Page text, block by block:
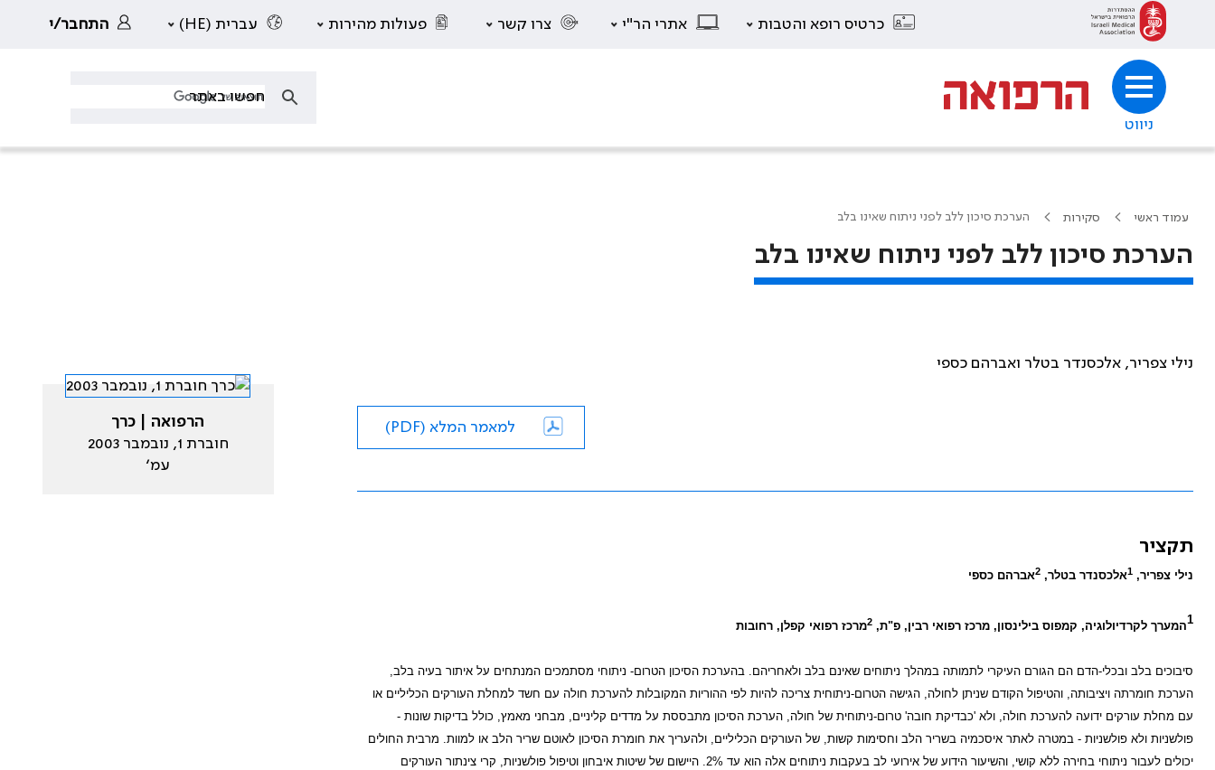
כרטיס רופא והטבות אתרי הר"י צרו קשר פעולות מהירות עברית (HE) התחבר/י
ניווט
עמוד ראשי סקירות הערכת סיכון ללב לפני ניתוח שאינו בלב
הערכת סיכון ללב לפני ניתוח שאינו בלב
נילי צפריר, אלכסנדר בטלר ואברהם כספי
למאמר המלא (PDF)
תקציר
נילי צפריר,1אלכסנדר בטלר,2אברהם כספי
1המערך לקרדיולוגיה, קמפוס בילינסון, מרכז רפואי רבין, פ"ת,2מרכז רפואי קפלן, רחובות
סיבוכים בלב ובכלי-הדם הם הגורם העיקרי לתמותה במהלך ניתוחים שאינם בלב ולאחריהם. בהערכת הסיכון הטרום- ניתוחי מסתמכים המנתחים על איתור בעיה בלב,
הערכת חומרתה ויציבותה, והטיפול הקודם שניתן לחולה, הגישה הטרום-ניתוחית צריכה להיות לפי ההוריות המקובלות להערכת חולה עם חשד למחלת העורקים הכליליים או
עם מחלת עורקים ידועה להערכת חולה, ולא 'כבדיקת חובה' טרום-ניתוחית של חולה, הערכת הסיכון מתבססת על מדדים קליניים, מבחני מאמץ, כולל בדיקות שונות -
פולשניות ולא פולשניות - במטרה לאתר איסכמיה בשריר הלב וחסימות קשות, של העורקים הכליליים, ולהעריך את חומרת הסיכון לאוטם שריר הלב או למוות. מרבית החולים
יכולים לעבור ניתוחי בחירה ללא קושי, והשיעור הידוע של אירועי לב בעקבות ניתוחים אלה הוא עד 2%. היישום של שיטות איבחון וטיפול פולשניות, קרי צינתור העורקים
הרפואה | כרך
חוברת 1, נובמבר 2003
עמ׳